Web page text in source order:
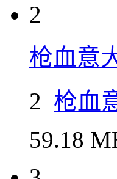
2
枪血意
2 枪血
59.18